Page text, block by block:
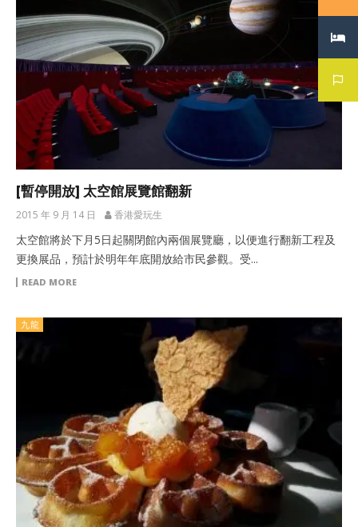
[暫停開放] 太空館展覽館翻新
2015 年 9 月 14 日 香港愛玩生
太空館將於下月5日起關閉館內兩個展覽廳，以便進行翻新工程及
更換展品，預計於明年年底開放給市民參觀。受...
READ MORE
九龍